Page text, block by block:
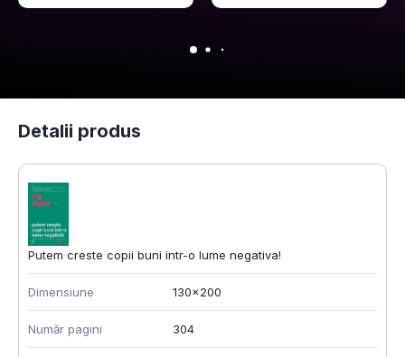
Detalii produs
Putem creste copii buni intr-o lume negativa!
Dimensiune 130x200
Număr pagini 304